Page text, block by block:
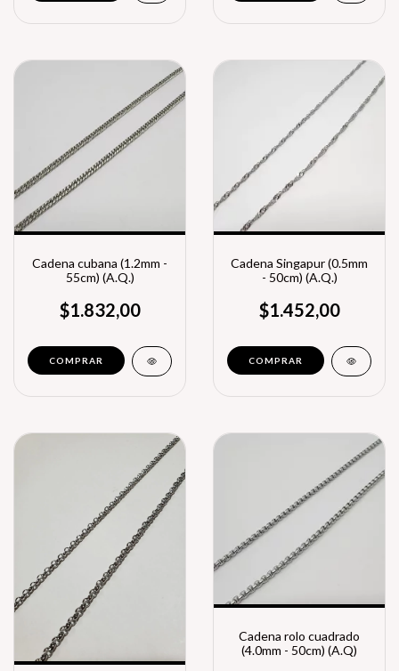
Cadena cubana (1.2mm -
55cm) (A.Q.)
$1.832,00
Cadena Singapur (0.5mm
- 50cm) (A.Q.)
$1.452,00
Cadena rolo cuadrado
(4.0mm - 50cm) (A.Q)